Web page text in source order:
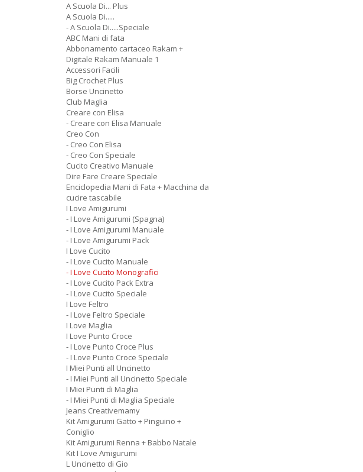
A Scuola Di... Plus
A Scuola Di.....
- A Scuola Di.....Speciale
ABC Mani di fata
Abbonamento cartaceo Rakam +
Digitale Rakam Manuale 1
Accessori Facili
Big Crochet Plus
Borse Uncinetto
Club Maglia
Creare con Elisa
- Creare con Elisa Manuale
Creo Con
- Creo Con Elisa
- Creo Con Speciale
Cucito Creativo Manuale
Dire Fare Creare Speciale
Enciclopedia Mani di Fata + Macchina da
cucire tascabile
I Love Amigurumi
- I Love Amigurumi (Spagna)
- I Love Amigurumi Manuale
- I Love Amigurumi Pack
I Love Cucito
- I Love Cucito Manuale
- I Love Cucito Monografici
- I Love Cucito Pack Extra
- I Love Cucito Speciale
I Love Feltro
- I Love Feltro Speciale
I Love Maglia
I Love Punto Croce
- I Love Punto Croce Plus
- I Love Punto Croce Speciale
I Miei Punti all Uncinetto
- I Miei Punti all Uncinetto Speciale
I Miei Punti di Maglia
- I Miei Punti di Maglia Speciale
Jeans Creativemamy
Kit Amigurumi Gatto + Pinguino +
Coniglio
Kit Amigurumi Renna + Babbo Natale
Kit I Love Amigurumi
L Uncinetto di Gio